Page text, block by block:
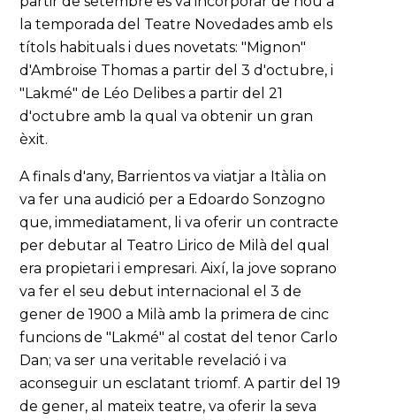
la temporada del Teatre Novedades amb els
títols habituals i dues novetats: "Mignon"
d'Ambroise Thomas a partir del 3 d'octubre, i
"Lakmé" de Léo Delibes a partir del 21
d'octubre amb la qual va obtenir un gran
èxit.
A finals d'any, Barrientos va viatjar a Itàlia on
va fer una audició per a Edoardo Sonzogno
que, immediatament, li va oferir un contracte
per debutar al Teatro Lirico de Milà del qual
era propietari i empresari. Així, la jove soprano
va fer el seu debut internacional el 3 de
gener de 1900 a Milà amb la primera de cinc
funcions de "Lakmé" al costat del tenor Carlo
Dan; va ser una veritable revelació i va
aconseguir un esclatant triomf. A partir del 19
de gener, al mateix teatre, va oferir la seva